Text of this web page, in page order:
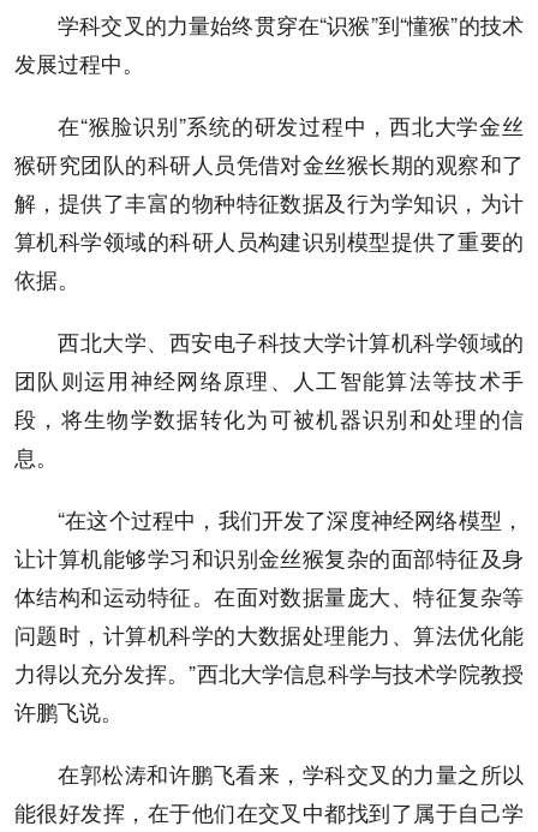
学科交叉的力量始终贯穿在“识猴”到“懂猴”的技术
发展过程中。
在“猴脸识别”系统的研发过程中，西北大学金丝
猴研究团队的科研人员凭借对金丝猴长期的观察和了
解，提供了丰富的物种特征数据及行为学知识，为计
算机科学领域的科研人员构建识别模型提供了重要的
依据。
西北大学、西安电子科技大学计算机科学领域的
团队则运用神经网络原理、人工智能算法等技术手
段，将生物学数据转化为可被机器识别和处理的信
息。
“在这个过程中，我们开发了深度神经网络模型，
让计算机能够学习和识别金丝猴复杂的面部特征及身
体结构和运动特征。在面对数据量庞大、特征复杂等
问题时，计算机科学的大数据处理能力、算法优化能
力得以充分发挥。”西北大学信息科学与技术学院教授
许鹏飞说。
在郭松涛和许鹏飞看来，学科交叉的力量之所以
能很好发挥，在于他们在交叉中都找到了属于自己学